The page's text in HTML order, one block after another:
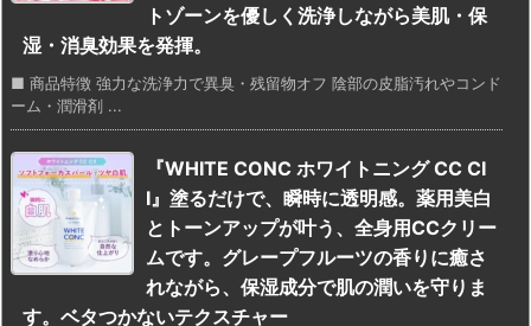
トゾーンを優しく洗浄しながら美肌・保
湿・消臭効果を発揮。
■ 商品特徴 強力な洗浄力で異臭・残留物オフ 陰部の皮脂汚れやコンド
ーム・潤滑剤 ...
『WHITE CONC ホワイトニング CC CI
I』塗るだけで、瞬時に透明感。薬用美白
とトーンアップが叶う、全身用CCクリー
ムです。グレープフルーツの香りに癒さ
れながら、保湿成分で肌の潤いを守りま
す。ベタつかないテクスチャー